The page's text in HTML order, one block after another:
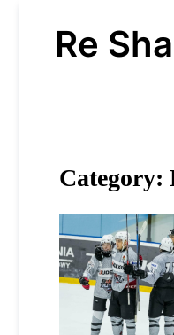
contentRe
Category: